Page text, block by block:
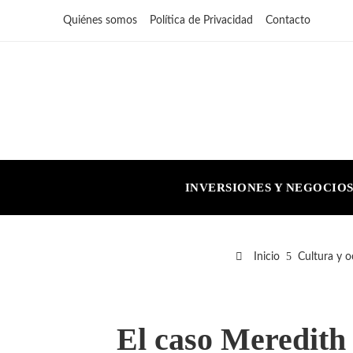
Quiénes somos Política de Privacidad Contacto
INVERSIONES Y NEGOCIOS
Inicio Cultura y
El caso